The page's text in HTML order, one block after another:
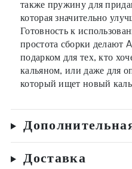
также пружину для
которая значительно
Готовность к
простота сборки
подарком для тех, кто
кальяном, или даже для
который ищет новый
Доставка